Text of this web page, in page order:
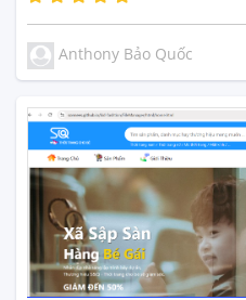
Anthony Bảo Quốc